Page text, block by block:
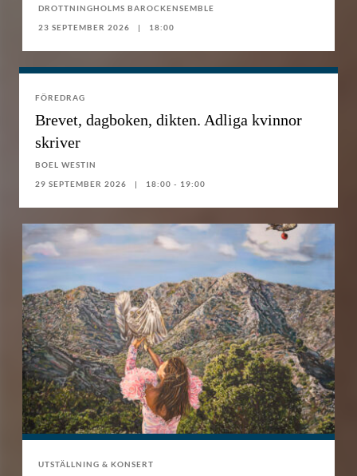
DROTTNINGHOLMS BAROCKENSEMBLE
23 SEPTEMBER 2026
18:00
FÖREDRAG
Brevet, dagboken, dikten. Adliga kvinnor
skriver
BOEL WESTIN
29 SEPTEMBER 2026
18:00 - 19:00
UTSTÄLLNING & KONSERT